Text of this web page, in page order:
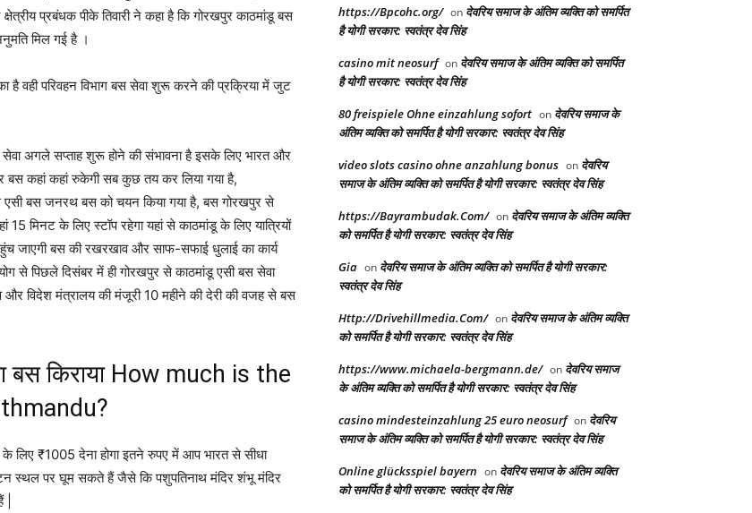
प्रबंधक पीके तिवारी ने कहा है कि गोरखपुर काठमांडू बस
मिल गई है ।
है वही परिवहन विभाग बस सेवा शुरू करने की प्रक्रिया में जुट
सेवा अगले सप्ताह शुरू होने की संभावना है इसके लिए भारत और
बस कहां कहां रुकेगी सब कुछ तय कर लिया गया है,
एसी बस जनरथ बस को चयन किया गया है, बस गोरखपुर से
मिनट के लिए स्टॉप रहेगा यहां से काठमांडू के लिए यात्रियों
जाएगी बस की रखरखाव और साफ-सफाई धुलाई का कार्य
से पिछले दिसंबर में ही गोरखपुर से काठमांडू एसी बस सेवा
विदेश मंत्रालय की मंजूरी 10 महीने की देरी की वजह से बस
बस किराया How much is the
लिए ₹1005 देना होगा इतने रुपए में आप भारत से सीधा
स्थल पर घूम सकते हैं जैसे कि पशुपतिनाथ मंदिर शंभू मंदिर
https://Bpcohc.org/ on देवरिय समाज के अंतिम व्यक्ति को समर्पित
है योगी सरकार: स्वतंत्र देव सिंह
casino mit neosurf on देवरिय समाज के अंतिम व्यक्ति को समर्पित
है योगी सरकार: स्वतंत्र देव सिंह
80 freispiele Ohne einzahlung sofort on देवरिय समाज के
अंतिम व्यक्ति को समर्पित है योगी सरकार: स्वतंत्र देव सिंह
video slots casino ohne anzahlung bonus on देवरिय
समाज के अंतिम व्यक्ति को समर्पित है योगी सरकार: स्वतंत्र देव सिंह
https://Bayrambudak.Com/ on देवरिय समाज के अंतिम व्यक्ति
को समर्पित है योगी सरकार: स्वतंत्र देव सिंह
Gia on देवरिय समाज के अंतिम व्यक्ति को समर्पित है योगी सरकार:
स्वतंत्र देव सिंह
Http://Drivehillmedia.Com/ on देवरिय समाज के अंतिम व्यक्ति
को समर्पित है योगी सरकार: स्वतंत्र देव सिंह
https://www.michaela-bergmann.de/ on देवरिय समाज
के अंतिम व्यक्ति को समर्पित है योगी सरकार: स्वतंत्र देव सिंह
casino mindesteinzahlung 25 euro neosurf on देवरिय
समाज के अंतिम व्यक्ति को समर्पित है योगी सरकार: स्वतंत्र देव सिंह
Online glücksspiel bayern on देवरिय समाज के अंतिम व्यक्ति
को समर्पित है योगी सरकार: स्वतंत्र देव सिंह